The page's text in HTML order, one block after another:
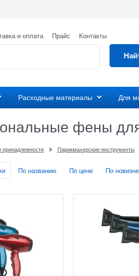
и оплата Прайс Контакты
Расходные материалы Для
фены
Парикмахерские инструменты
По названию По цене По новизне